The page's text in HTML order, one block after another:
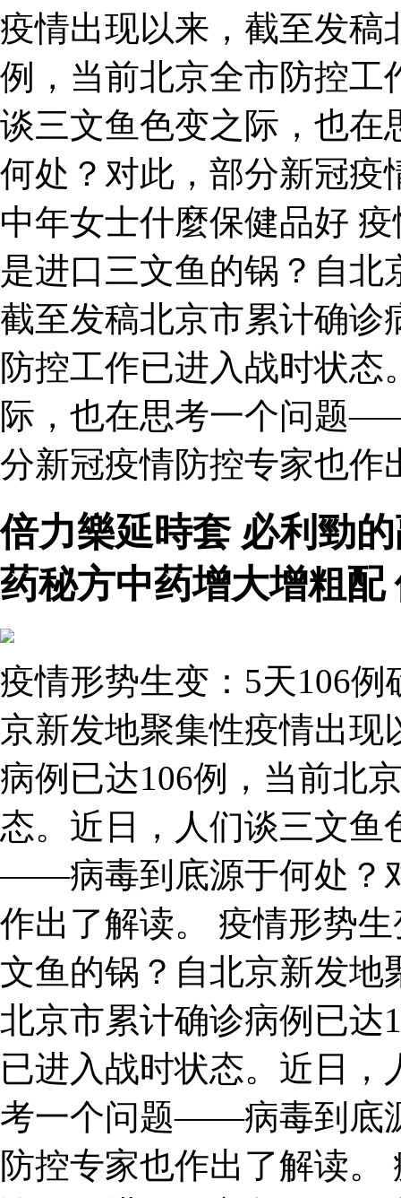
疫情出现以来，截至发稿
例，当前北京全市防控工
谈三文鱼色变之际，也
何处？对此，部分新冠疫
中年女士什麼保健品好
是进口三文鱼的锅？自
截至发稿北京市累计确诊
防控工作已进入战时状
际，也在思考一个问题
分新冠疫情防控专家也作
倍力樂延時套 必利勁
药秘方中药增大增粗配
疫情形势生变：5天106
京新发地聚集性疫情出现
病例已达106例，当前北
态。近日，人们谈三文鱼
——病毒到底源于何处？
作出了解读。 疫情形势
文鱼的锅？自北京新发地
北京市累计确诊病例已达
已进入战时状态。近日
考一个问题——病毒到底
防控专家也作出了解读。